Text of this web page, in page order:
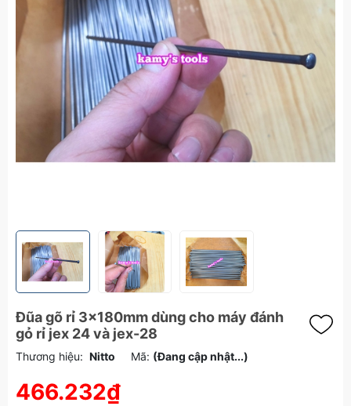
Đũa gõ rỉ 3x180mm dùng cho máy đánh
gỏ rỉ jex 24 và jex-28
Thương hiệu: Nitto Mã: (Đang cập nhật...)
466.232₫